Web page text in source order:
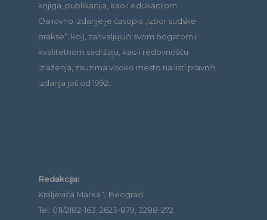
knjiga, publikacija, kao i edukacijom.
Osnovno izdanje je časopis „Izbor sudske
prakse“, koji, zahvaljujući svom bogatom i
kvalitetnom sadržaju, kao i redovnošću
izlaženja, zauzima visoko mesto na listi pravnih
izdanja još od 1992.
Redakcija:
Kraljevića Marka 1, Beograd
Tel: 011/2182-163, 2623-879, 3288-272